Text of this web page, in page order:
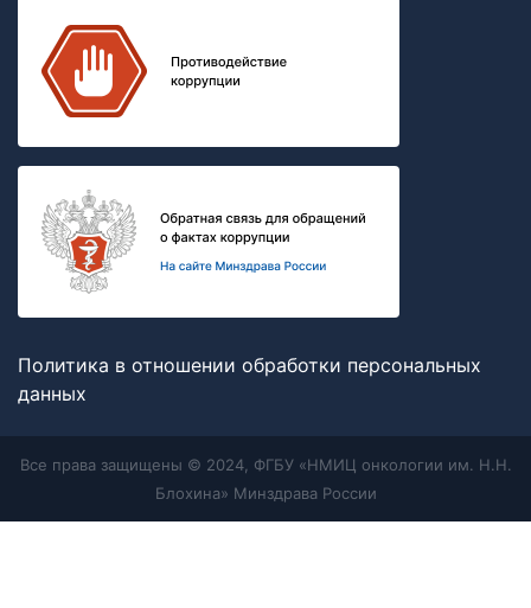
Политика в отношении обработки персональных
данных
Все права защищены © 2024, ФГБУ «НМИЦ онкологии им. Н.Н.
Блохина» Минздрава России